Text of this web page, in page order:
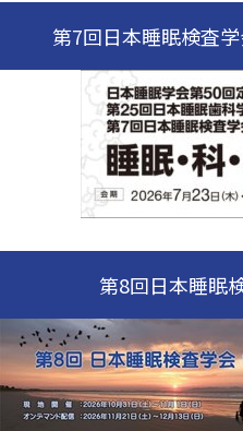
第7回日本睡眠検査
第8回日本睡眠